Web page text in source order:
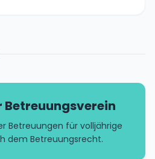
Betreuungsverein
Betreuungen für volljährige
dem Betreuungsrecht.